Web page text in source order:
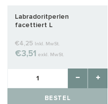
Labradoritperlen
facettiert L
€4,25 Inkl. MwSt.
€3,51 exkl. MwSt.
BESTEL